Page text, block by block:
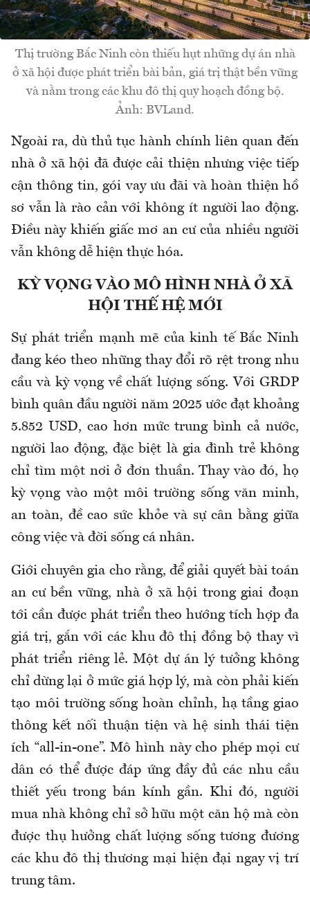
Thị trường Bắc Ninh còn thiếu hụt những dự án nhà
ở xã hội được phát triển bài bản, giá trị thật bền vững
và nằm trong các khu đô thị quy hoạch đồng bộ.
Ảnh: BVLand.
Ngoài ra, dù thủ tục hành chính liên quan đến
nhà ở xã hội đã được cải thiện nhưng việc tiếp
cận thông tin, gói vay ưu đãi và hoàn thiện hồ
sơ vẫn là rào cản với không ít người lao động.
Điều này khiến giấc mơ an cư của nhiều người
vẫn không dễ hiện thực hóa.
KỲ VỌNG VÀO MÔ HÌNH NHÀ Ở XÃ
HỘI THẾ HỆ MỚI
Sự phát triển mạnh mẽ của kinh tế Bắc Ninh
đang kéo theo những thay đổi rõ rệt trong nhu
cầu và kỳ vọng về chất lượng sống. Với GRDP
bình quân đầu người năm 2025 ước đạt khoảng
5.852 USD, cao hơn mức trung bình cả nước,
người lao động, đặc biệt là gia đình trẻ không
chỉ tìm một nơi ở đơn thuần. Thay vào đó, họ
kỳ vọng vào một môi trường sống văn minh,
an toàn, đề cao sức khỏe và sự cân bằng giữa
công việc và đời sống cá nhân.
Giới chuyên gia cho rằng, để giải quyết bài toán
an cư bền vững, nhà ở xã hội trong giai đoạn
tới cần được phát triển theo hướng tích hợp đa
giá trị, gắn với các khu đô thị đồng bộ thay vì
phát triển riêng lẻ. Một dự án lý tưởng không
chỉ dừng lại ở mức giá hợp lý, mà còn phải kiến
tạo môi trường sống hoàn chỉnh, hạ tầng giao
thông kết nối thuận tiện và hệ sinh thái tiện
ích “all-in-one”. Mô hình này cho phép mọi cư
dân có thể được đáp ứng đầy đủ các nhu cầu
thiết yếu trong bán kính gần. Khi đó, người
mua nhà không chỉ sở hữu một căn hộ mà còn
được thụ hưởng chất lượng sống tương đương
các khu đô thị thương mại hiện đại ngay vị trí
trung tâm.